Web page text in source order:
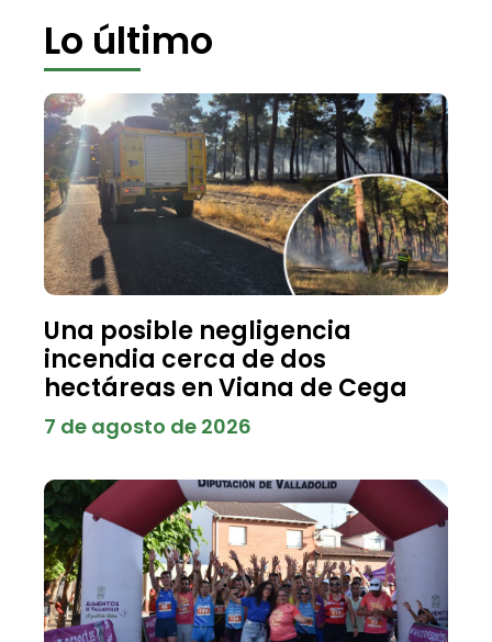
Lo último
Una posible negligencia
incendia cerca de dos
hectáreas en Viana de Cega
7 de agosto de 2026